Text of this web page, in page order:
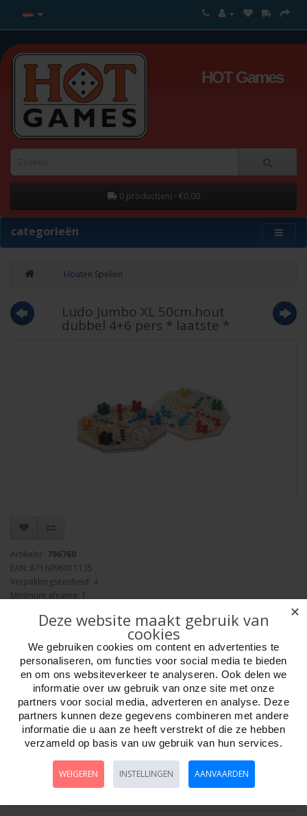
HOT Games
0 product(en) - €0,00
categorieën
Houten Spellen
Ludo Jumbo XL 50cm.hout
dubbel 4+6 pers * laatste *
Artikelnr: 796760
EAN: 8716096011135
Verpakkingseenheid: 4
Minimum afname: 1
Aantal
Bestellen
✕
Deze website maakt gebruik van
cookies
We gebruiken cookies om content en advertenties te
personaliseren, om functies voor social media te bieden
en om ons websiteverkeer te analyseren. Ook delen we
informatie over uw gebruik van onze site met onze
partners voor social media, adverteren en analyse. Deze
partners kunnen deze gegevens combineren met andere
informatie die u aan ze heeft verstrekt of die ze hebben
verzameld op basis van uw gebruik van hun services.
WEIGEREN INSTELLINGEN AANVAARDEN